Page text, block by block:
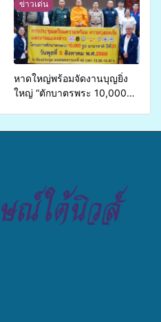
สู่การสร้างภาพลักษณ์ที่ดีของ
มหาวิทยาลัย
ข่าวเด่น
หาดใหญ่พร้อมจัดงานบุญยิ่ง
ใหญ่ “ตักบาตรพระ 10,000